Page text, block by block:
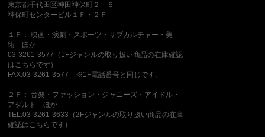
東京都千代田区神田神保町２－５
神保町センタービル１Ｆ・２Ｆ
１Ｆ： 映画・演劇・スポーツ・サブカルチャー・美
術 ほか
03-3261-3577（1Fジャンルの取り扱い商品の在庫確認
はこちらです）
FAX:03-3261-3577 ※1F電話番号と同じです。
２Ｆ： 音楽・ファッション・ジャニーズ・アイドル・
アダルト ほか
TEL:03-3261-3633（2Fジャンルの取り扱い商品の在庫
確認はこちらです）